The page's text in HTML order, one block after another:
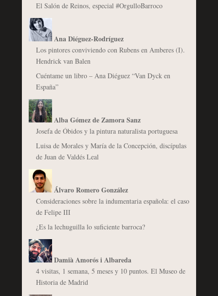
El Salón de Reinos, especial #OrgulloBarroco
Ana Diéguez-Rodríguez
Los pintores conviviendo con Rubens en Amberes (I).
Hendrick van Balen
Cuéntame un libro – Ana Diéguez “Van Dyck en
España”
Alba Gómez de Zamora Sanz
Josefa de Óbidos y la pintura naturalista portuguesa
Luisa de Morales y María de la Concepción, discípulas
de Juan de Valdés Leal
Álvaro Romero González
Consideraciones sobre la indumentaria española: el caso
de Felipe III
¿Es la lechuguilla lo suficiente barroca?
Damià Amorós i Albareda
4 visitas, 1 semana, 5 meses y 10 puntos. El Museo de
Historia de Madrid